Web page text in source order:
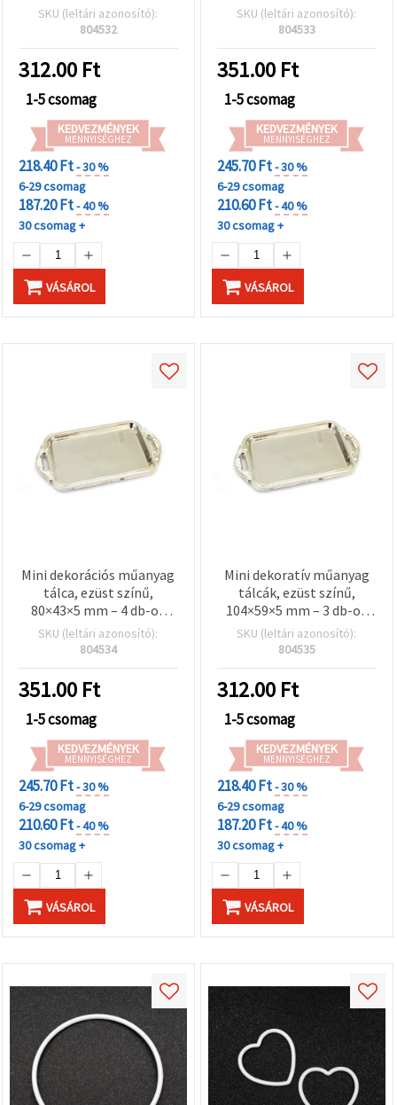
SKU (leltári azonosító):
804532
312.00 Ft
1-5 csomag
KEDVEZMÉNYEK
MENNYISÉGHEZ
218.40 Ft- 30 %
6-29 csomag
187.20 Ft- 40 %
30 csomag +
VÁSÁROL
SKU (leltári azonosító):
804533
351.00 Ft
1-5 csomag
KEDVEZMÉNYEK
MENNYISÉGHEZ
245.70 Ft- 30 %
6-29 csomag
210.60 Ft- 40 %
30 csomag +
VÁSÁROL
Mini dekorációs műanyag
tálca, ezüst színű,
80×43×5 mm – 4 db-os
készlet
SKU (leltári azonosító):
804534
351.00 Ft
1-5 csomag
KEDVEZMÉNYEK
MENNYISÉGHEZ
245.70 Ft- 30 %
6-29 csomag
210.60 Ft- 40 %
30 csomag +
VÁSÁROL
Mini dekoratív műanyag
tálcák, ezüst színű,
104×59×5 mm – 3 db-os
készlet
SKU (leltári azonosító):
804535
312.00 Ft
1-5 csomag
KEDVEZMÉNYEK
MENNYISÉGHEZ
218.40 Ft- 30 %
6-29 csomag
187.20 Ft- 40 %
30 csomag +
VÁSÁROL